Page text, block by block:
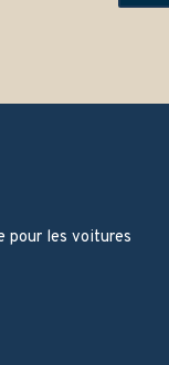
pour les voitures